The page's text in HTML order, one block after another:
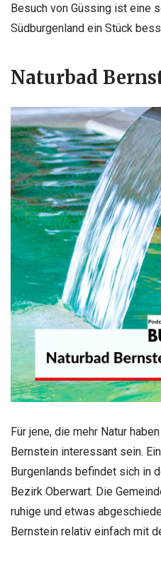
Besuch von Güssing ist eine
Südburgenland ein Stück
Naturbad
Für jene, die mehr Natur
Bernstein interessant sein.
Burgenlands befindet sich in
Bezirk Oberwart. Die
ruhige und etwas
Bernstein relativ einfach mit